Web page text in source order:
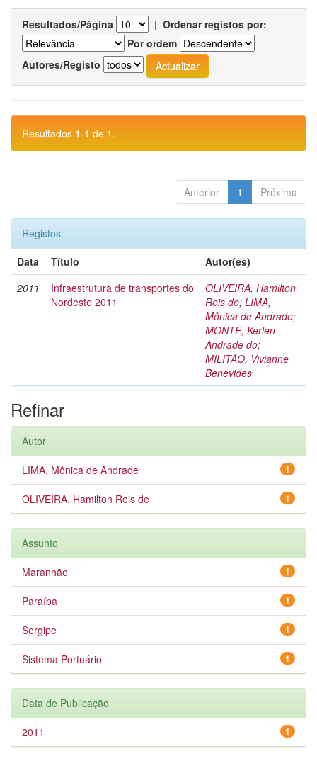
Resultados/Página | Ordenar registos por:
Por ordem
Autores/Registo
Resultados 1-1 de 1.
Anterior 1 Próxima
Registos:
Data
Título
Autor(es)
2011
Infraestrutura de transportes do
Nordeste 2011
OLIVEIRA, Hamilton
Reis de; LIMA,
Mônica de Andrade;
MONTE, Kerlen
Andrade do;
MILITÃO, Vivianne
Benevides
Refinar
Autor
1
LIMA, Mônica de Andrade
1
OLIVEIRA, Hamilton Reis de
Assunto
1
Maranhão
1
Paraíba
1
Sergipe
1
Sistema Portuário
Data de Publicação
1
2011